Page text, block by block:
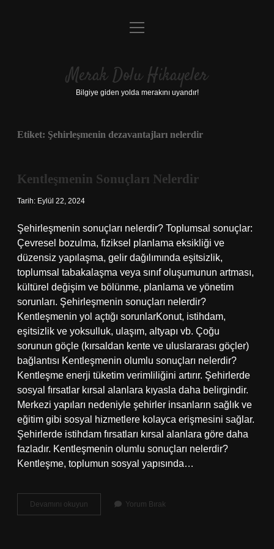
Anasayfa
Yasal Uyarı
menüyü
Merak Dolu Hikayeler
Bilgiye giden yolda merakını uyandır!
Etiket: Şehirleşmenin dezavantajları nelerdir
Kentleşmenin Sonuçları Nelerdir
Tarih: Eylül 22, 2024
Şehirleşmenin sonuçları nelerdir? Toplumsal sonuçlar:
Çevresel bozulma, fiziksel planlama eksikliği ve
düzensiz yapılaşma, gelir dağılımında eşitsizlik,
toplumsal tabakalaşma veya sınıf oluşumunun artması,
kültürel değişim ve bölünme, planlama ve yönetim
sorunları. Şehirleşmenin sonuçları nelerdir?
Kentleşmenin yol açtığı sorunlarKonut, istihdam,
eşitsizlik ve yoksulluk, ulaşım, altyapı vb. Çoğu
sorunun göçle (kırsaldan kente ve uluslararası göçler)
bağlantısı Kentleşmenin olumlu sonuçları nelerdir?
Kentleşme enerji tüketim verimliliğini artırır. Şehirlerde
sosyal fırsatlar kırsal alanlara kıyasla daha belirgindir.
Merkezi yapıları nedeniyle şehirler insanların sağlık ve
eğitim gibi sosyal hizmetlere kolayca erişmesini sağlar.
Şehirlerde istihdam fırsatları kırsal alanlara göre daha
fazladır. Kentleşmenin olumlu sonuçları nelerdir?
Kentleşme, toplumun sosyal yapısında…
Devamını okuyun Kentleşmenin
Sonuçları
Yorum Bırak